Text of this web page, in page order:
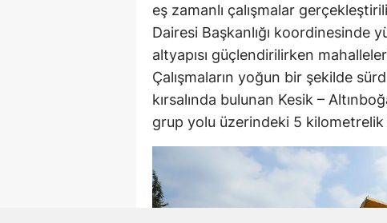
eş zamanlı çalışmalar
Dairesi Başkanlığı koordinesinde
altyapısı güçlendirilirken
Çalışmaların yoğun bir şekilde
kırsalında bulunan Kesik –
grup yolu üzerindeki 5 kilometrelik